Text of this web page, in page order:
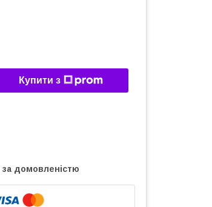
Купити з
за домовленістю